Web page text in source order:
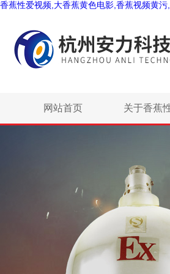
香蕉性爱视频,大香蕉黄色电影,香蕉视频黄
网站首页 关于香蕉